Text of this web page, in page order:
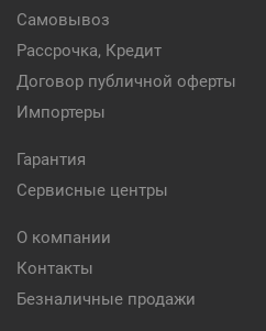
Самовывоз
Рассрочка, Кредит
Договор публичной оферты
Импортеры
Гарантия
Сервисные центры
О компании
Контакты
Безналичные продажи